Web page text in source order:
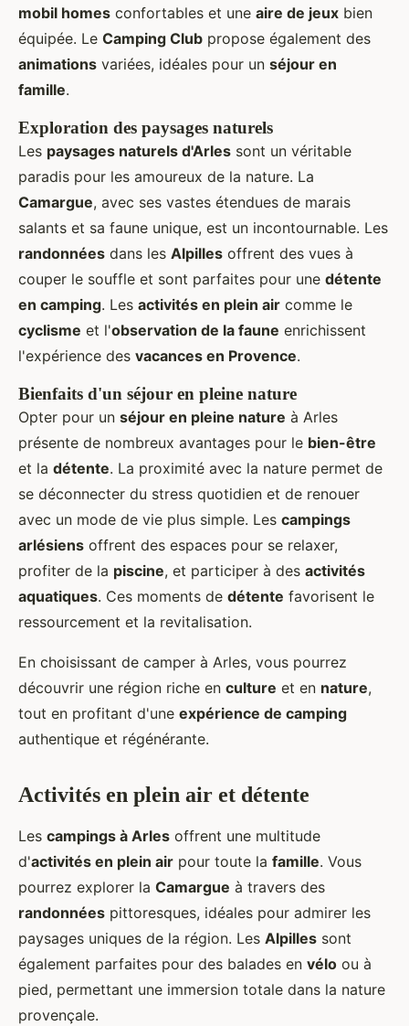
mobil homes confortables et une aire de jeux bien
équipée. Le Camping Club propose également des
animations variées, idéales pour un séjour en
famille.
Exploration des paysages naturels
Les paysages naturels d'Arles sont un véritable
paradis pour les amoureux de la nature. La
Camargue, avec ses vastes étendues de marais
salants et sa faune unique, est un incontournable. Les
randonnées dans les Alpilles offrent des vues à
couper le souffle et sont parfaites pour une détente
en camping. Les activités en plein air comme le
cyclisme et l'observation de la faune enrichissent
l'expérience des vacances en Provence.
Bienfaits d'un séjour en pleine nature
Opter pour un séjour en pleine nature à Arles
présente de nombreux avantages pour le bien-être
et la détente. La proximité avec la nature permet de
se déconnecter du stress quotidien et de renouer
avec un mode de vie plus simple. Les campings
arlésiens offrent des espaces pour se relaxer,
profiter de la piscine, et participer à des activités
aquatiques. Ces moments de détente favorisent le
ressourcement et la revitalisation.
En choisissant de camper à Arles, vous pourrez
découvrir une région riche en culture et en nature,
tout en profitant d'une expérience de camping
authentique et régénérante.
Activités en plein air et détente
Les campings à Arles offrent une multitude
d'activités en plein air pour toute la famille. Vous
pourrez explorer la Camargue à travers des
randonnées pittoresques, idéales pour admirer les
paysages uniques de la région. Les Alpilles sont
également parfaites pour des balades en vélo ou à
pied, permettant une immersion totale dans la nature
provençale.